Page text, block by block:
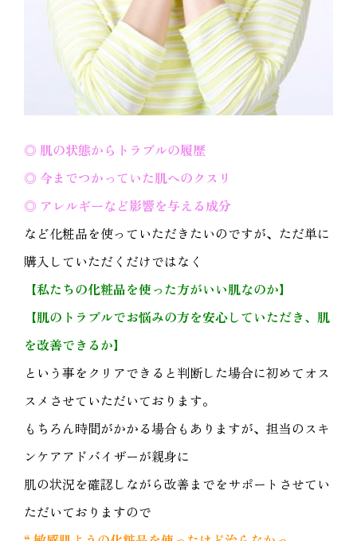
◎ 肌の状態からトラブルの履歴
◎ 今までつかっていた肌へのクスリ
◎ アレルギーなど影響を与える成分
など化粧品を使っていただきたいのですが、ただ単に
購入していただくだけではなく
【私たちの化粧品を使った方がいい肌なのか】
【肌のトラブルでお悩みの方を安心していただき、肌
を改善できるか】
という事をクリアできると判断した場合に初めてオス
スメさせていただいております。
もちろん時間がかかる場合もありますが、担当のスキ
ンケアアドバイザーが親身に
肌の状況を確認しながら改善までをサポートさせてい
ただいておりますので